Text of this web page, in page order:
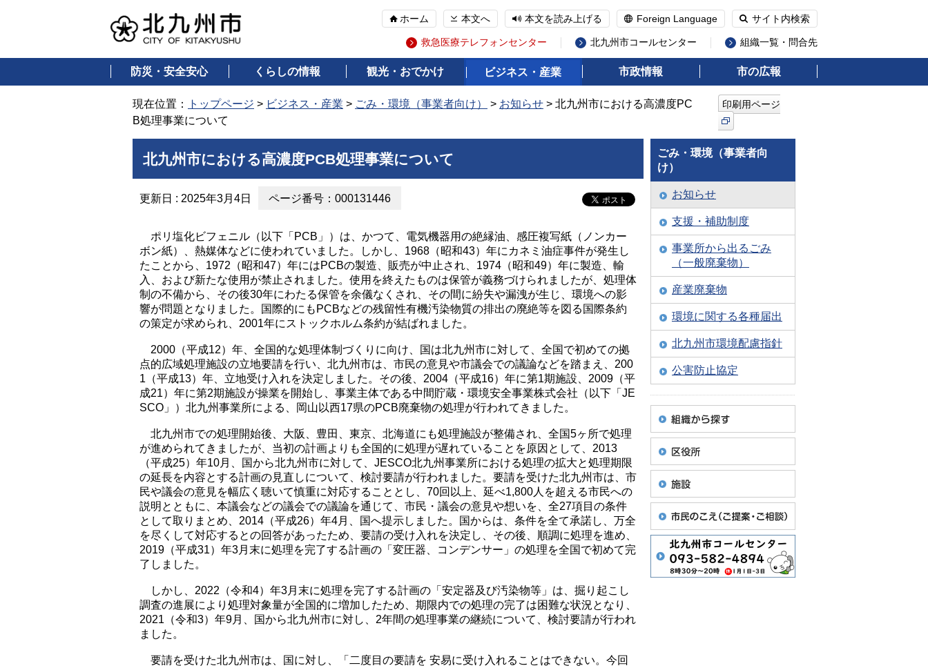
ホーム 本文へ 本文を読み上げる Foreign Language サイト内検索
救急医療テレフォンセンター 北九州市コールセンター 組織一覧・問合先
防災・安全安心 くらしの情報 観光・おでかけ ビジネス・産業 市政情報 市の広報
現在位置： トップページ > ビジネス・産業 > ごみ・環境（事業者向け） > お知らせ > 北九州市における高濃度PC
B処理事業について
印刷用ページ
北九州市における高濃度PCB処理事業について
更新日 : 2025年3月4日 ページ番号：000131446
ポリ塩化ビフェニル（以下「PCB」）は、かつて、電気機器用の絶縁油、感圧複写紙（ノンカー
ボン紙）、熱媒体などに使われていました。しかし、1968（昭和43）年にカネミ油症事件が発生し
たことから、1972（昭和47）年にはPCBの製造、販売が中止され、1974（昭和49）年に製造、輸
入、および新たな使用が禁止されました。使用を終えたものは保管が義務づけられましたが、処理体
制の不備から、その後30年にわたる保管を余儀なくされ、その間に紛失や漏洩が生じ、環境への影
響が問題となりました。国際的にもPCBなどの残留性有機汚染物質の排出の廃絶等を図る国際条約
の策定が求められ、2001年にストックホルム条約が結ばれました。
2000（平成12）年、全国的な処理体制づくりに向け、国は北九州市に対して、全国で初めての拠
点的広域処理施設の立地要請を行い、北九州市は、市民の意見や市議会での議論などを踏まえ、200
1（平成13）年、立地受け入れを決定しました。その後、2004（平成16）年に第1期施設、2009（平
成21）年に第2期施設が操業を開始し、事業主体である中間貯蔵・環境安全事業株式会社（以下「JE
SCO」）北九州事業所による、岡山以西17県のPCB廃棄物の処理が行われてきました。
北九州市での処理開始後、大阪、豊田、東京、北海道にも処理施設が整備され、全国5ヶ所で処理
が進められてきましたが、当初の計画よりも全国的に処理が遅れていることを原因として、2013
（平成25）年10月、国から北九州市に対して、JESCO北九州事業所における処理の拡大と処理期限
の延長を内容とする計画の見直しについて、検討要請が行われました。要請を受けた北九州市は、市
民や議会の意見を幅広く聴いて慎重に対応することとし、70回以上、延べ1,800人を超える市民への
説明とともに、本議会などの議会での議論を通じて、市民・議会の意見や想いを、全27項目の条件
として取りまとめ、2014（平成26）年4月、国へ提示しました。国からは、条件を全て承諾し、万全
を尽くして対応するとの回答があったため、要請の受け入れを決定し、その後、順調に処理を進め、
2019（平成31）年3月末に処理を完了する計画の「変圧器、コンデンサー」の処理を全国で初めて完
了しました。
しかし、2022（令和4）年3月末に処理を完了する計画の「安定器及び汚染物等」は、掘り起こし
調査の進展により処理対象量が全国的に増加したため、期限内での処理の完了は困難な状況となり、
2021（令和3）年9月、国から北九州市に対し、2年間の処理事業の継続について、検討要請が行われ
ました。
要請を受けた北九州市は、国に対し、「二度目の要請を 安易に受け入れることはできない。今回
ごみ・環境（事業者向
け）
お知らせ
支援・補助制度
事業所から出るごみ
（一般廃棄物）
産業廃棄物
環境に関する各種届出
北九州市環境配慮指針
公害防止協定